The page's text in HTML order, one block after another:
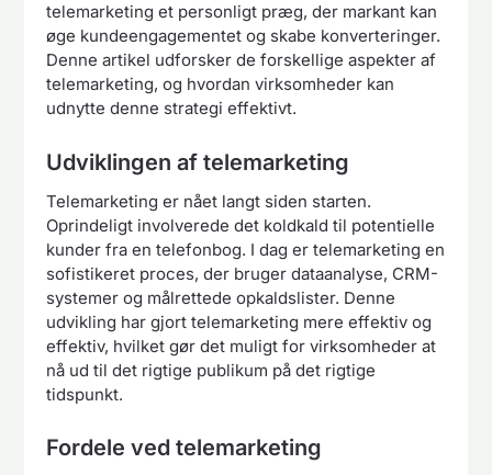
telemarketing et personligt præg, der markant kan
øge kundeengagementet og skabe konverteringer.
Denne artikel udforsker de forskellige aspekter af
telemarketing, og hvordan virksomheder kan
udnytte denne strategi effektivt.
Udviklingen af ​​telemarketing
Telemarketing er nået langt siden starten.
Oprindeligt involverede det koldkald til potentielle
kunder fra en telefonbog. I dag er telemarketing en
sofistikeret proces, der bruger dataanalyse, CRM-
systemer og målrettede opkaldslister. Denne
udvikling har gjort telemarketing mere effektiv og
effektiv, hvilket gør det muligt for virksomheder at
nå ud til det rigtige publikum på det rigtige
tidspunkt.
Fordele ved telemarketing